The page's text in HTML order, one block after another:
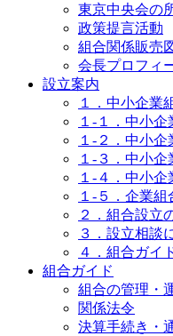
東京中央会の
政策提言活動
組合関係販売
会長プロフィ
設立案内
１．中小企業
１-１．中小
１-２．中小
１-３．中小
１-４．中小
１-５．企業組
２．組合設立
３．設立相談
４．組合ガイ
組合ガイド
組合の管理・
関係法令
決算手続き・